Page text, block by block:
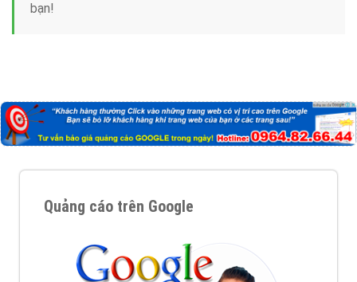
bạn!
Quảng cáo trên Google